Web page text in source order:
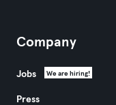
Company
Jobs We are hiring!
Press